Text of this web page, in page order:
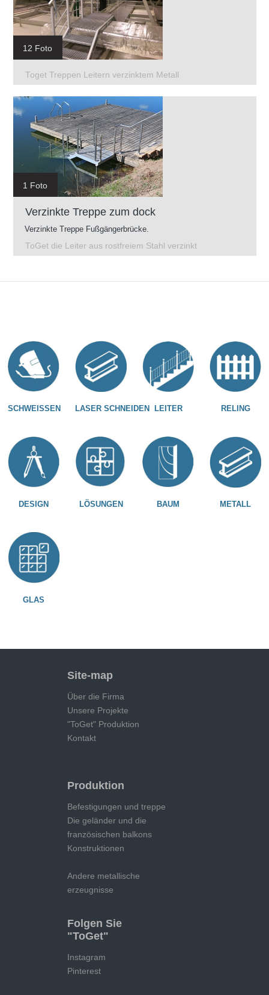
12 Foto
Toget Treppen Leitern verzinktem Metall
1 Foto
Verzinkte Treppe zum dock
Verzinkte Treppe Fußgängerbrücke.
ToGet die Leiter aus rostfreiem Stahl verzinkt
SCHWEISSEN LASER SCHNEIDEN LEITER RELING
DESIGN LÖSUNGEN BAUM METALL
GLAS
Site-map
Über die Firma
Unsere Projekte
"ToGet" Produktion
Kontakt
Produktion
Befestigungen und treppe
Die geländer und die
französischen balkons
Konstruktionen
Andere metallische
erzeugnisse
Folgen Sie
"ToGet"
Instagram
Pinterest